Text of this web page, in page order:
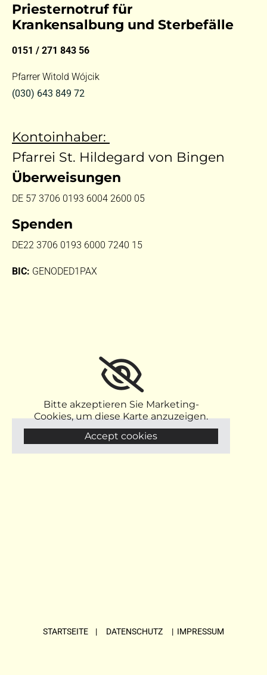
Priesternotruf für
Krankensalbung und Sterbefälle
0151 / 271 843 56
Pfarrer Witold Wójcik
(030) 643 849 72
Kontoinhaber:
Pfarrei St. Hildegard von Bingen
Überweisungen
DE 57 3706 0193 6004 2600 05
Spenden
DE22 3706 0193 6000 7240 15
BIC: GENODED1PAX
Bitte akzeptieren Sie Marketing-
Cookies, um diese Karte anzuzeigen.
Accept cookies
STARTSEITE | DATENSCHUTZ | IMPRESSUM